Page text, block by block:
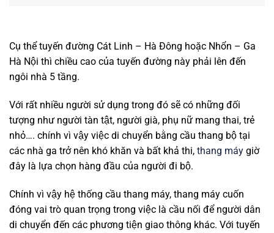
Cụ thể tuyến đường Cát Linh – Hà Đông hoặc Nhổn – Ga
Hà Nội thì chiều cao của tuyến đường này phải lên đến
ngôi nhà 5 tầng.
Với rất nhiều người sử dụng trong đó sẽ có những đối
tượng như người tàn tật, người già, phụ nữ mang thai, trẻ
nhỏ…. chính vì vậy việc di chuyển bằng cầu thang bộ tại
các nhà ga trở nên khó khăn và bất khả thi, thang máy giờ
đây là lựa chọn hàng đầu của người đi bộ.
Chính vì vậy hệ thống cầu thang máy, thang máy cuốn
đóng vai trò quan trọng trong việc là cầu nối để người dân
di chuyển đến các phương tiện giao thông khác. Với tuyến